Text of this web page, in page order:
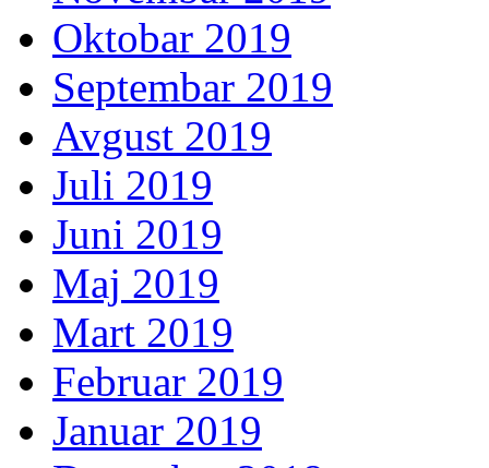
Oktobar 2019
Septembar 2019
Avgust 2019
Juli 2019
Juni 2019
Maj 2019
Mart 2019
Februar 2019
Januar 2019